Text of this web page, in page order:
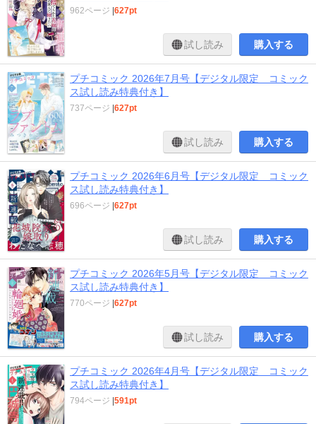
962ページ 627pt
試し読み 購入する
プチコミック 2026年7月号【デジタル限定 コミック
ス試し読み特典付き】
737ページ 627pt
試し読み 購入する
プチコミック 2026年6月号【デジタル限定 コミック
ス試し読み特典付き】
696ページ 627pt
試し読み 購入する
プチコミック 2026年5月号【デジタル限定 コミック
ス試し読み特典付き】
770ページ 627pt
試し読み 購入する
プチコミック 2026年4月号【デジタル限定 コミック
ス試し読み特典付き】
794ページ 591pt